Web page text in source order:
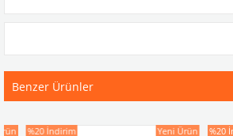
Benzer Ürünler
%20 İndirim Yeni Ürün %20